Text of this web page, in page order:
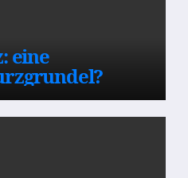
eine